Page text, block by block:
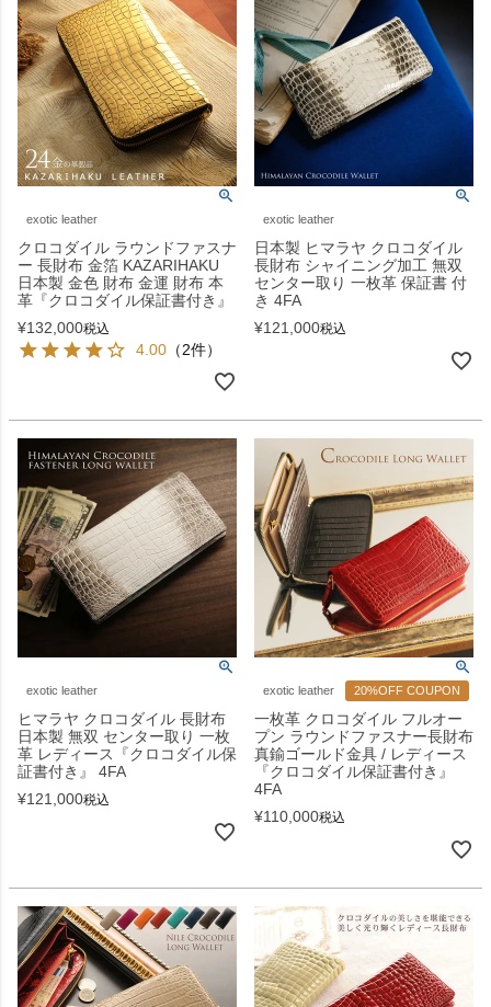
exotic leather
クロコダイル ラウンドファスナ
ー 長財布 金箔 KAZARIHAKU
日本製 金色 財布 金運 財布 本
革『クロコダイル保証書付き』
¥132,000税込
4.00 （2件）
exotic leather
日本製 ヒマラヤ クロコダイル
長財布 シャイニング加工 無双
センター取り 一枚革 保証書 付
き 4FA
¥121,000税込
exotic leather
ヒマラヤ クロコダイル 長財布
日本製 無双 センター取り 一枚
革 レディース『クロコダイル保
証書付き』 4FA
¥121,000税込
exotic leather 20%OFF COUPON
一枚革 クロコダイル フルオー
プン ラウンドファスナー長財布
真鍮ゴールド金具 / レディース
『クロコダイル保証書付き』
4FA
¥110,000税込